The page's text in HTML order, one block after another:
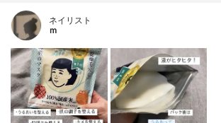
ネイリスト
ｍ